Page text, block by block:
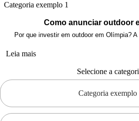
Categoria exemplo 1
Como anunciar outdoor
Por que investir em outdoor em Olímpia?
Leia mais
Selecione a
Categoria exemplo